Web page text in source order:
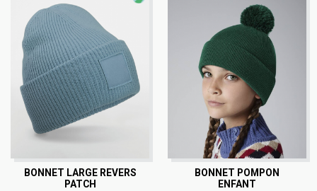
BONNET LARGE REVERS
PATCH
BONNET POMPON
ENFANT